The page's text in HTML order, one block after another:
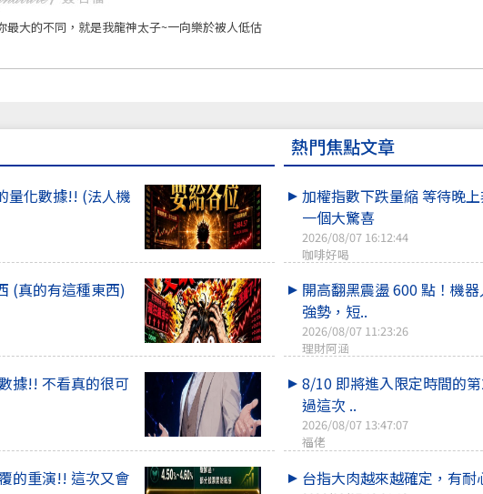
最大的不同，就是我龍神太子~一向樂於被人低估
量化數據!! (法人機
(真的有這種東西)
據!! 不看真的很可
的重演!! 這次又會
熱門焦點文章
加權指數下跌量縮 等待晚
一個大驚喜
2026/08/07 16:12:44
咖啡好喝
開高翻黑震盪 600 點！機
強勢，短..
2026/08/07 11:23:26
理財阿涵
8/10 即將進入限定時間的
過這次 ..
2026/08/07 13:47:07
福佬
台指大肉越來越確定，有耐